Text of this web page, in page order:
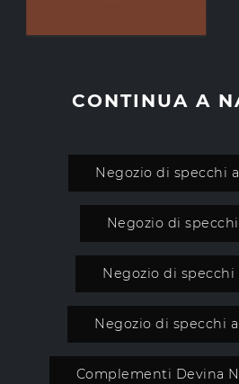
CONTINUA A
Negozio di specchi
Negozio di specchi
Negozio di specchi
Negozio di specchi
Complementi Devina